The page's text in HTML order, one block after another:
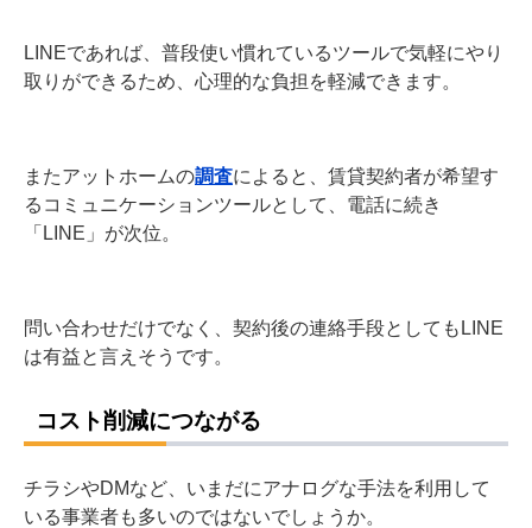
LINEであれば、普段使い慣れているツールで気軽にやり
取りができるため、心理的な負担を軽減できます。
またアットホームの調査によると、賃貸契約者が希望す
るコミュニケーションツールとして、電話に続き
「LINE」が次位。
問い合わせだけでなく、契約後の連絡手段としてもLINE
は有益と言えそうです。
コスト削減につながる
チラシやDMなど、いまだにアナログな手法を利用して
いる事業者も多いのではないでしょうか。